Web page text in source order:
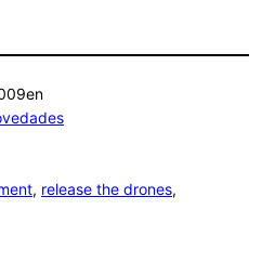
en
, release the drones